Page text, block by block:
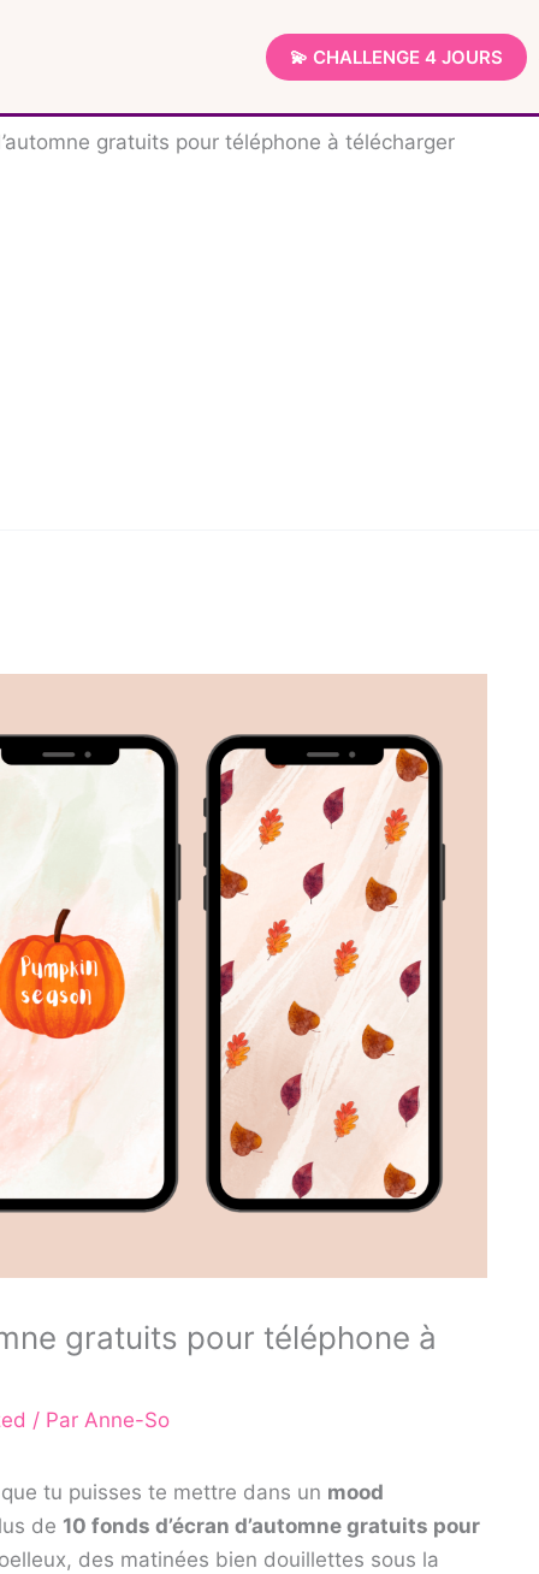
💫 CHALLENGE 4 JOURS
gratuits pour téléphone à télécharger
gratuits pour téléphone à
/ Par Anne-So
tu puisses te mettre dans un mood
de 10 fonds d’écran d’automne gratuits pour
des matinées bien douillettes sous la